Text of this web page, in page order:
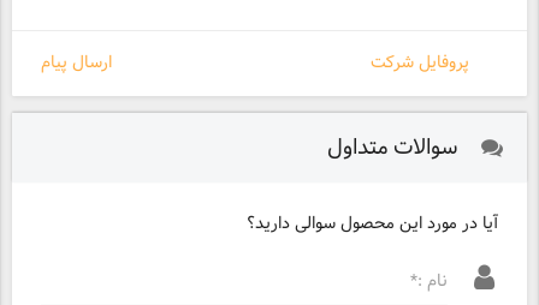
ارسال پیام پروفایل شرکت
سوالات متداول
آیا در مورد این محصول سوالی دارید؟
نام :*